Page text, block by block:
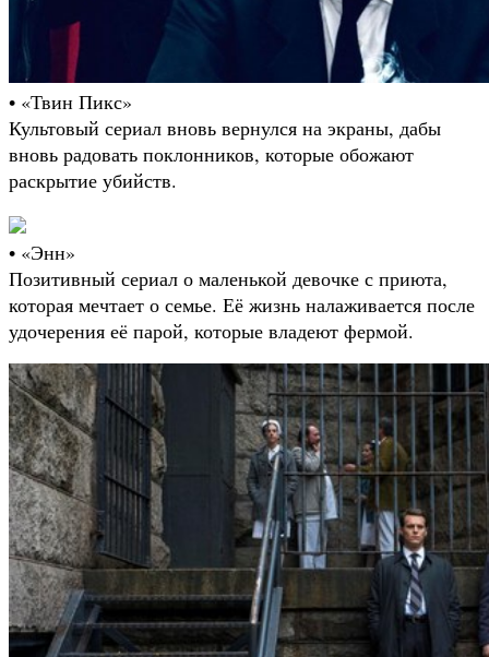
• «Твин Пикс»
Культовый сериал вновь вернулся на экраны, дабы
вновь радовать поклонников, которые обожают
раскрытие убийств.
• «Энн»
Позитивный сериал о маленькой девочке с приюта,
которая мечтает о семье. Её жизнь налаживается после
удочерения её парой, которые владеют фермой.